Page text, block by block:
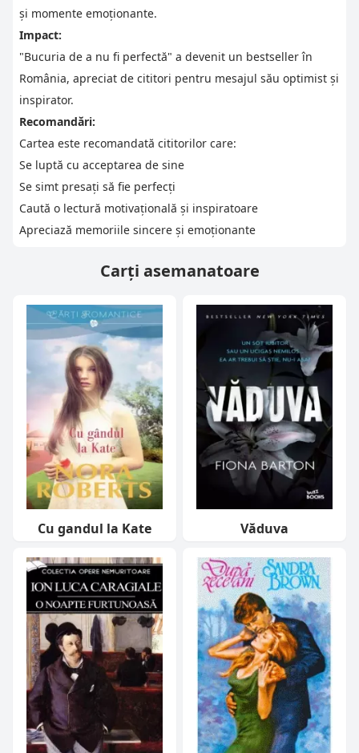
și momente emoționante.
Impact:
"Bucuria de a nu fi perfectă" a devenit un bestseller în
România, apreciat de cititori pentru mesajul său optimist și
inspirator.
Recomandări:
Cartea este recomandată cititorilor care:
Se luptă cu acceptarea de sine
Se simt presați să fie perfecți
Caută o lectură motivațională și inspiratoare
Apreciază memoriile sincere și emoționante
Carți asemanatoare
Cu gandul la Kate Văduva